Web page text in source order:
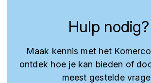
Hulp nodig?
Maak kennis met het
ontdek hoe je kan bieden of
meest gestelde